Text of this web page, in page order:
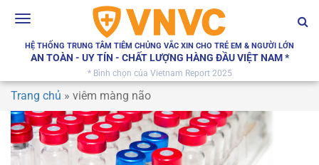
Toggle
HỆ THỐNG TRUNG TÂM TIÊM CHỦNG VẮC XIN CHO TRẺ EM & NGƯỜI LỚN
AN TOÀN - UY TÍN - CHẤT LƯỢNG HÀNG ĐẦU VIỆT NAM *
* Bình chọn của Vietnam Report 2025
Trang chủ » viêm màng não